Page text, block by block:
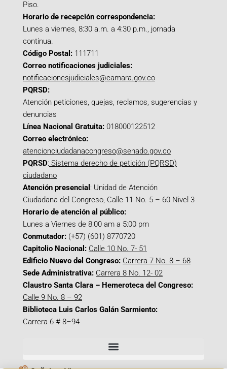
Piso.
Horario de recepción correspondencia:
Lunes a viernes, 8:30 a.m. a 4:30 p.m., jornada
continua.
Código Postal: 111711
Correo notificaciones judiciales:
notificacionesjudiciales@camara.gov.co
PQRSD:
Atención peticiones, quejas, reclamos, sugerencias y
denuncias
Línea Nacional Gratuita: 018000122512
Correo electrónico:
atencionciudadanacongreso@senado.gov.co
PQRSD: Sistema derecho de petición (PQRSD)
ciudadano
Atención presencial : Unidad de Atención
Ciudadana del Congreso, Calle 11 No. 5 – 60 Nivel 3
Horario de atención al público:
Lunes a Viernes de 8:00 am a 5:00 pm
Conmutador: (+57) (601) 8770720
Capitolio Nacional: Calle 10 No. 7- 51
Edificio Nuevo del Congreso: Carrera 7 No. 8 – 68
Sede Administrativa: Carrera 8 No. 12- 02
Claustro Santa Clara – Hemeroteca del Congreso:
Calle 9 No. 8 – 92
Biblioteca Luis Carlos Galán Sarmiento:
Carrera 6 # 8–94